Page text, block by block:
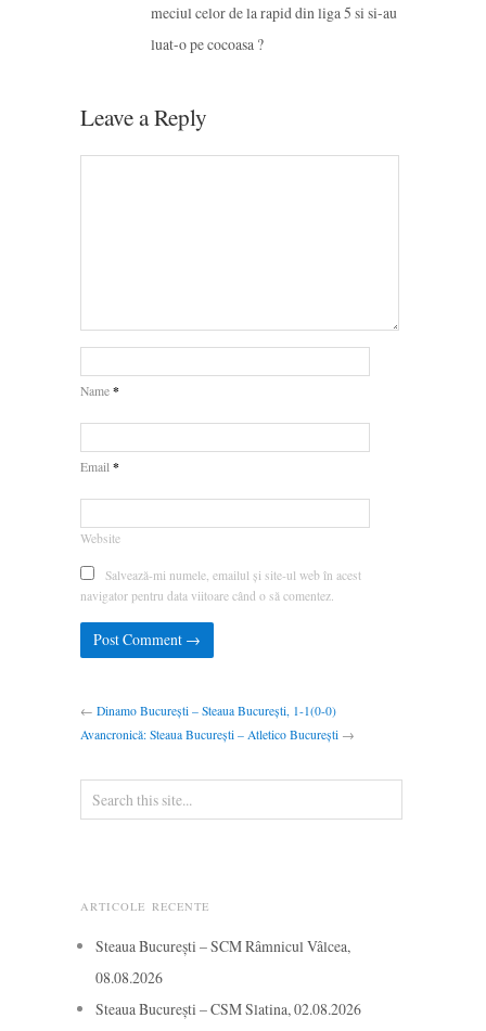
meciul celor de la rapid din liga 5 si si-au
luat-o pe cocoasa ?
Leave a Reply
Name *
Email *
Website
Salvează-mi numele, emailul și site-ul web în acest
navigator pentru data viitoare când o să comentez.
← Dinamo București – Steaua București, 1-1(0-0)
Avancronică: Steaua București – Atletico București →
ARTICOLE RECENTE
Steaua București – SCM Râmnicul Vâlcea,
08.08.2026
Steaua București – CSM Slatina, 02.08.2026